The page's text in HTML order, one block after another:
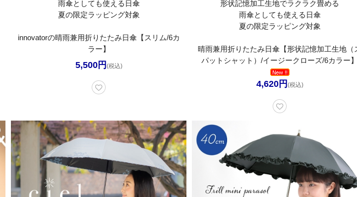
雨傘としても使える日傘
夏の限定ラッピング対象
innovatorの晴雨兼用折りたたみ日傘【スリム/6カ
ラー】
5,500円 (税込)
形状記憶加工生地でラクラク畳める
雨傘としても使える日傘
夏の限定ラッピング対象
晴雨兼用折りたたみ日傘【形状記憶加工生地（
パットシャット）/イージークローズ/6カラー
4,620円 (税込)